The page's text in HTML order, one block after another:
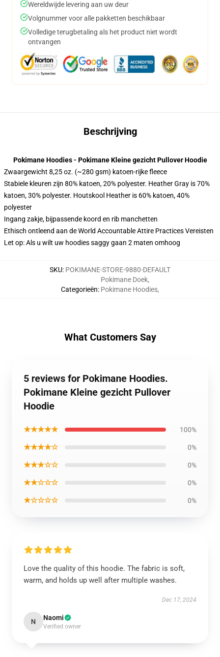
Wereldwijde levering aan uw deur
Volgnummer voor alle pakketten beschikbaar
Volledige terugbetaling als het product niet wordt
ontvangen
Beschrijving
Pokimane Hoodies - Pokimane Kleine gezicht Pullover Hoodie
Zwaargewicht 8,25 oz. (~280 gsm) katoen-rijke fleece
Stabiele kleuren zijn 80% katoen, 20% polyester. Heather Gray is 70%
katoen, 30% polyester. Houtskool Heather is 60% katoen, 40%
polyester
Ingang zakje, bijpassende koord en rib manchetten
Ethisch ontleend aan de World Accountable Attire Practices Vereisten
Let op: Als u wilt uw hoodies saggy gaan 2 maten omhoog
SKU: POKIMANE-STORE-9880-DEFAULT
Categorieën:
Pokimane Doek,
Pokimane Hoodies,
What Customers Say
5 reviews for Pokimane Hoodies.
Pokimane Kleine gezicht Pullover
Hoodie
★★★★★ 100%
★★★★☆ 0%
★★★☆☆ 0%
★★☆☆☆ 0%
★☆☆☆☆ 0%
Love the quality of this hoodie. The fabric is soft,
warm, and holds up well after multiple washes.
Dec 17, 2024
N Naomi
Verified owner